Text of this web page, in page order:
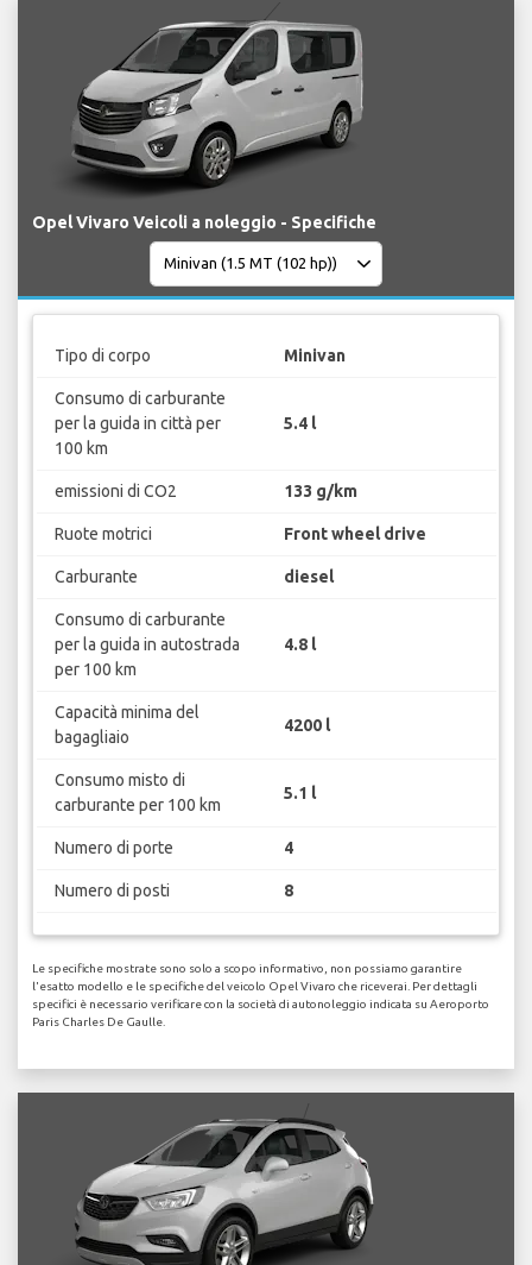
Opel Vivaro Veicoli a noleggio - Specifiche
Tipo di corpo Minivan
Consumo di carburante
per la guida in città per
100 km
5.4 l
emissioni di CO2 133 g/km
Ruote motrici Front wheel drive
Carburante diesel
Consumo di carburante
per la guida in autostrada
per 100 km
4.8 l
Capacità minima del
bagagliaio
4200 l
Consumo misto di
carburante per 100 km
5.1 l
Numero di porte 4
Numero di posti 8
Le specifiche mostrate sono solo a scopo informativo, non possiamo garantire
l'esatto modello e le specifiche del veicolo Opel Vivaro che riceverai. Per dettagli
specifici è necessario verificare con la società di autonoleggio indicata su Aeroporto
Paris Charles De Gaulle.